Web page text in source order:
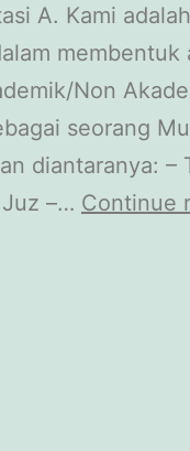
A. Kami
membentuk
Non
seorang
diantaranya: –
–… Continue